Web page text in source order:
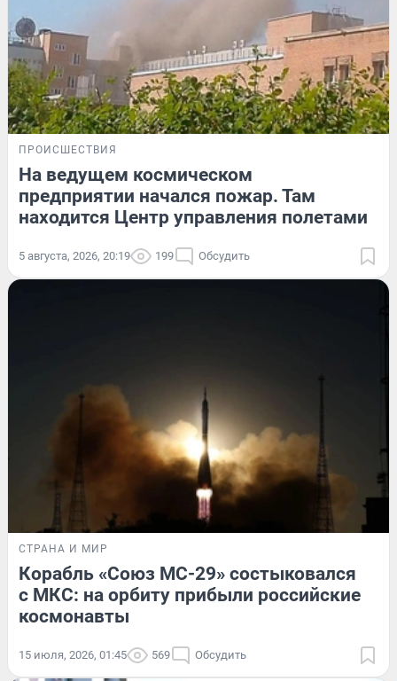
ПРОИСШЕСТВИЯ
На ведущем космическом
предприятии начался пожар. Там
находится Центр управления полетами
5 августа, 2026, 20:19 199 Обсудить
СТРАНА И МИР
Корабль «Союз МС-29» состыковался
с МКС: на орбиту прибыли российские
космонавты
15 июля, 2026, 01:45 569 Обсудить